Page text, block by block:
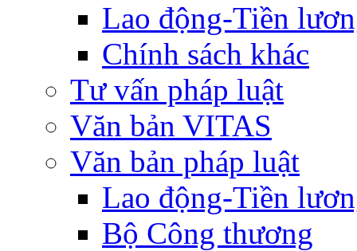
Lao động-Tiền
Chính sách khác
Tư vấn pháp luật
Văn bản VITAS
Văn bản pháp luật
Lao động-Tiền
Bộ Công thương